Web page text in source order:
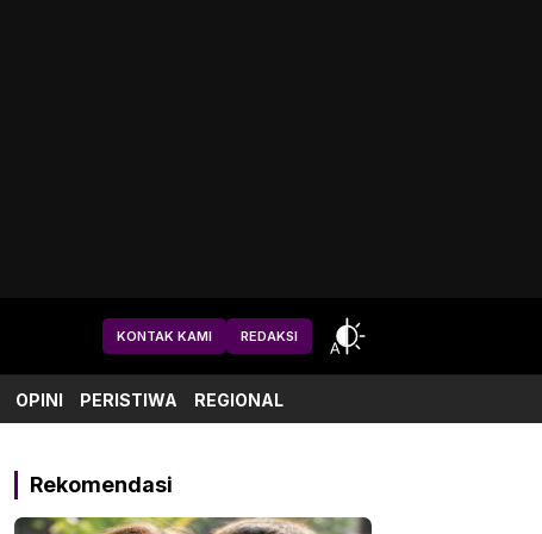
KONTAK KAMI REDAKSI
OPINI PERISTIWA REGIONAL
Rekomendasi